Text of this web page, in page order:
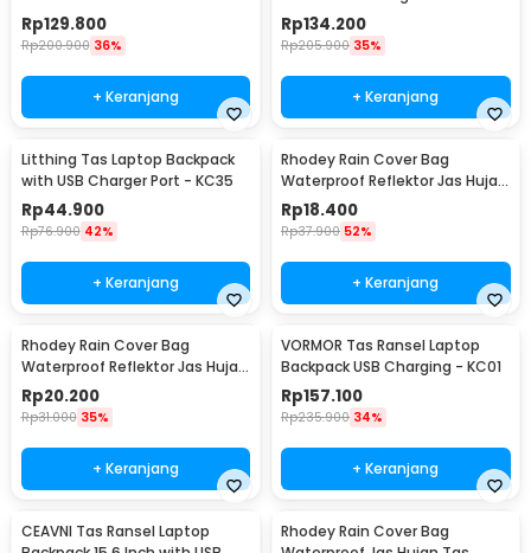
Rp129.800
Rp200.900 36%
+ Keranjang
Rp134.200
Rp205.900 35%
+ Keranjang
Litthing Tas Laptop Backpack
with USB Charger Port - KC35
Rp44.900
Rp76.900 42%
+ Keranjang
Rhodey Rain Cover Bag
Waterproof Reflektor Jas Hujan
Tas Ransel 35L - NB10
Rp18.400
Rp37.900 52%
+ Keranjang
Rhodey Rain Cover Bag
Waterproof Reflektor Jas Hujan
Tas Ransel 20L - NB10
Rp20.200
Rp31.000 35%
+ Keranjang
VORMOR Tas Ransel Laptop
Backpack USB Charging - KC01
Rp157.100
Rp235.900 34%
+ Keranjang
CEAVNI Tas Ransel Laptop
Rhodey Rain Cover Bag